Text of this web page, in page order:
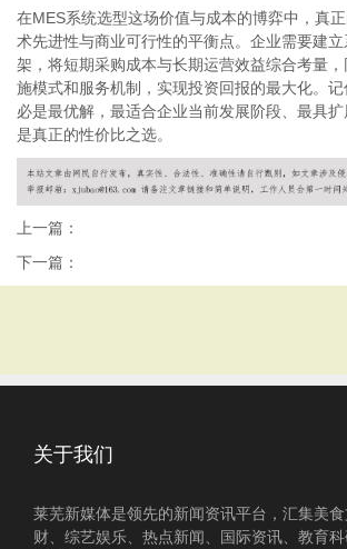
在MES系统选型这场价值与成本的博弈中，真
术先进性与商业可行性的平衡点。企业需要建
架，将短期采购成本与长期运营效益综合考量
施模式和服务机制，实现投资回报的最大化。
必是最优解，最适合企业当前发展阶段、最具
是真正的性价比之选。
上一篇：
下一篇：
关于我们
莱芜新媒体是领先的新闻资讯平台，汇集美
财、综艺娱乐、热点新闻、国际资讯、教育